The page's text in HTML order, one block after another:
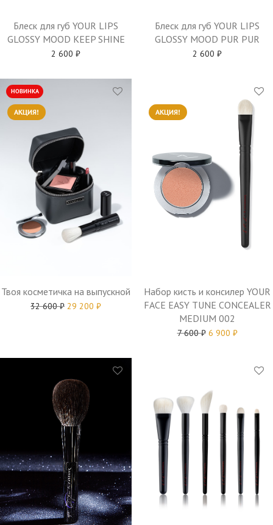
Блеск для губ YOUR LIPS
GLOSSY MOOD KEEP SHINE
2 600 ₽
Блеск для губ YOUR LIPS
GLOSSY MOOD PUR PUR
2 600 ₽
АКЦИЯ!
НОВИНКА
Твоя косметичка на выпускной
32 600₽ 29 200 ₽
АКЦИЯ!
Набор кисть и консилер YOUR
FACE EASY TUNE CONCEALER
MEDIUM 002
7 600₽ 6 900 ₽